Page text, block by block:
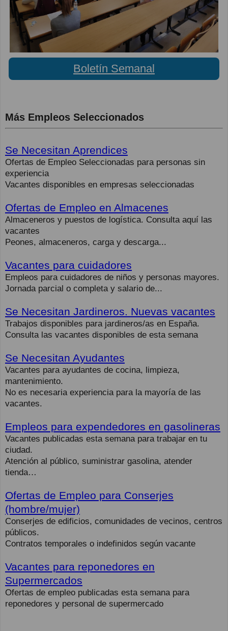
Boletín Semanal
Más Empleos Seleccionados
Se Necesitan Aprendices
Ofertas de Empleo Seleccionadas para personas sin
experiencia
Vacantes disponibles en empresas seleccionadas
Ofertas de Empleo en Almacenes
Almaceneros y puestos de logística. Consulta aquí las
vacantes
Peones, almaceneros, carga y descarga...
Vacantes para cuidadores
Empleos para cuidadores de niños y personas mayores.
Jornada parcial o completa y salario de...
Se Necesitan Jardineros. Nuevas vacantes
Trabajos disponibles para jardineros/as en España.
Consulta las vacantes disponibles de esta semana
Se Necesitan Ayudantes
Vacantes para ayudantes de cocina, limpieza,
mantenimiento.
No es necesaria experiencia para la mayoría de las
vacantes.
Empleos para expendedores en gasolineras
Vacantes publicadas esta semana para trabajar en tu
ciudad.
Atención al público, suministrar gasolina, atender
tienda…
Ofertas de Empleo para Conserjes
(hombre/mujer)
Conserjes de edificios, comunidades de vecinos, centros
públicos.
Contratos temporales o indefinidos según vacante
Vacantes para reponedores en
Supermercados
Ofertas de empleo publicadas esta semana para
reponedores y personal de supermercado